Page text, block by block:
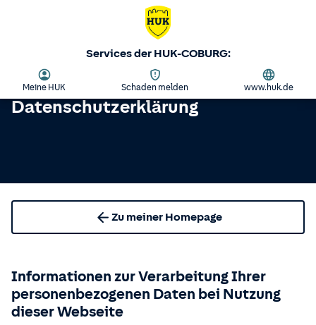
Services der HUK-COBURG:
Meine HUK Schaden melden www.huk.de
Datenschutzerklärung
Zu meiner Homepage
Informationen zur Verarbeitung Ihrer
personenbezogenen Daten bei Nutzung
dieser Webseite